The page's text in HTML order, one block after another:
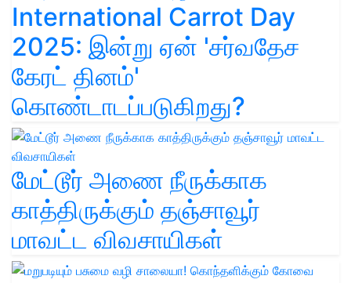
International Carrot Day
2025: இன்று ஏன் 'சர்வதேச
கேரட் தினம்'
கொண்டாடப்படுகிறது?
மேட்டூர் அணை நீருக்காக
காத்திருக்கும் தஞ்சாவூர்
மாவட்ட விவசாயிகள்